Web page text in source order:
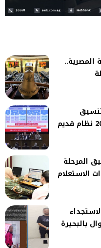
المصرية..
المرحلة الثانية للجامعات 2026 نظام قديم
المرحلة
بالبحيرة